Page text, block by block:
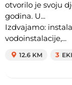
otvorilo je svoju
godina. U...
Izdvajamo:
vodoinstalacije,...
12.6 KM 3